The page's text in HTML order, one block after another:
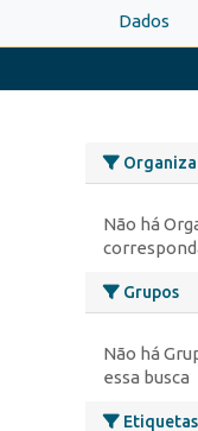
Dados
Não há
Grupos
Não há
essa busca
Etiquetas